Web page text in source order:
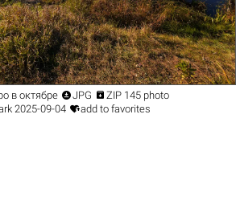
в октябре JPG  ZIP 145 photo
2025-09-04 add to favorites